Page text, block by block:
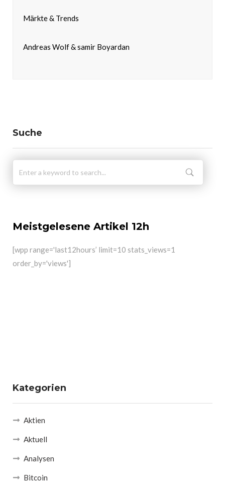
Märkte & Trends
Andreas Wolf & samir Boyardan
Suche
Meistgelesene Artikel 12h
[wpp range='last12hours’ limit=10 stats_views=1
order_by='views']
Kategorien
Aktien
Aktuell
Analysen
Bitcoin